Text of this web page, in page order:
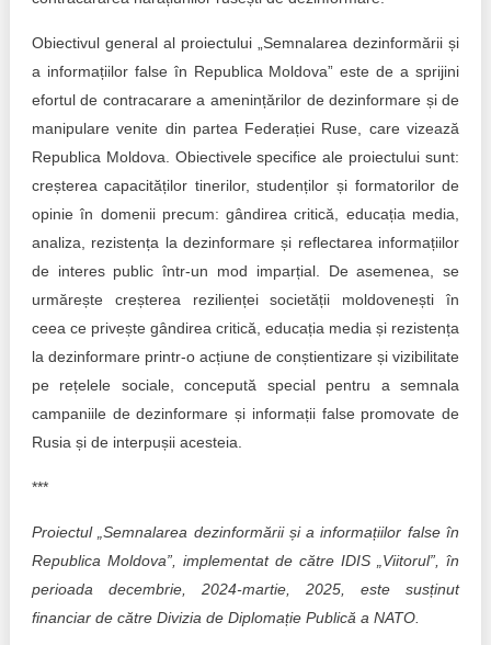
Obiectivul general al proiectului „Semnalarea dezinformării și
a informațiilor false în Republica Moldova” este de a sprijini
efortul de contracarare a amenințărilor de dezinformare și de
manipulare venite din partea Federației Ruse, care vizează
Republica Moldova. Obiectivele specifice ale proiectului sunt:
creșterea capacităților tinerilor, studenților și formatorilor de
opinie în domenii precum: gândirea critică, educația media,
analiza, rezistența la dezinformare și reflectarea informațiilor
de interes public într-un mod imparțial. De asemenea, se
urmărește creșterea rezilienței societății moldovenești în
ceea ce privește gândirea critică, educația media și rezistența
la dezinformare printr-o acțiune de conștientizare și vizibilitate
pe rețelele sociale, concepută special pentru a semnala
campaniile de dezinformare și informații false promovate de
Rusia și de interpușii acesteia.
***
Proiectul „Semnalarea dezinformării și a informațiilor false în
Republica Moldova”, implementat de către IDIS „Viitorul”, în
perioada decembrie, 2024-martie, 2025, este susținut
financiar de către Divizia de Diplomație Publică a NATO.